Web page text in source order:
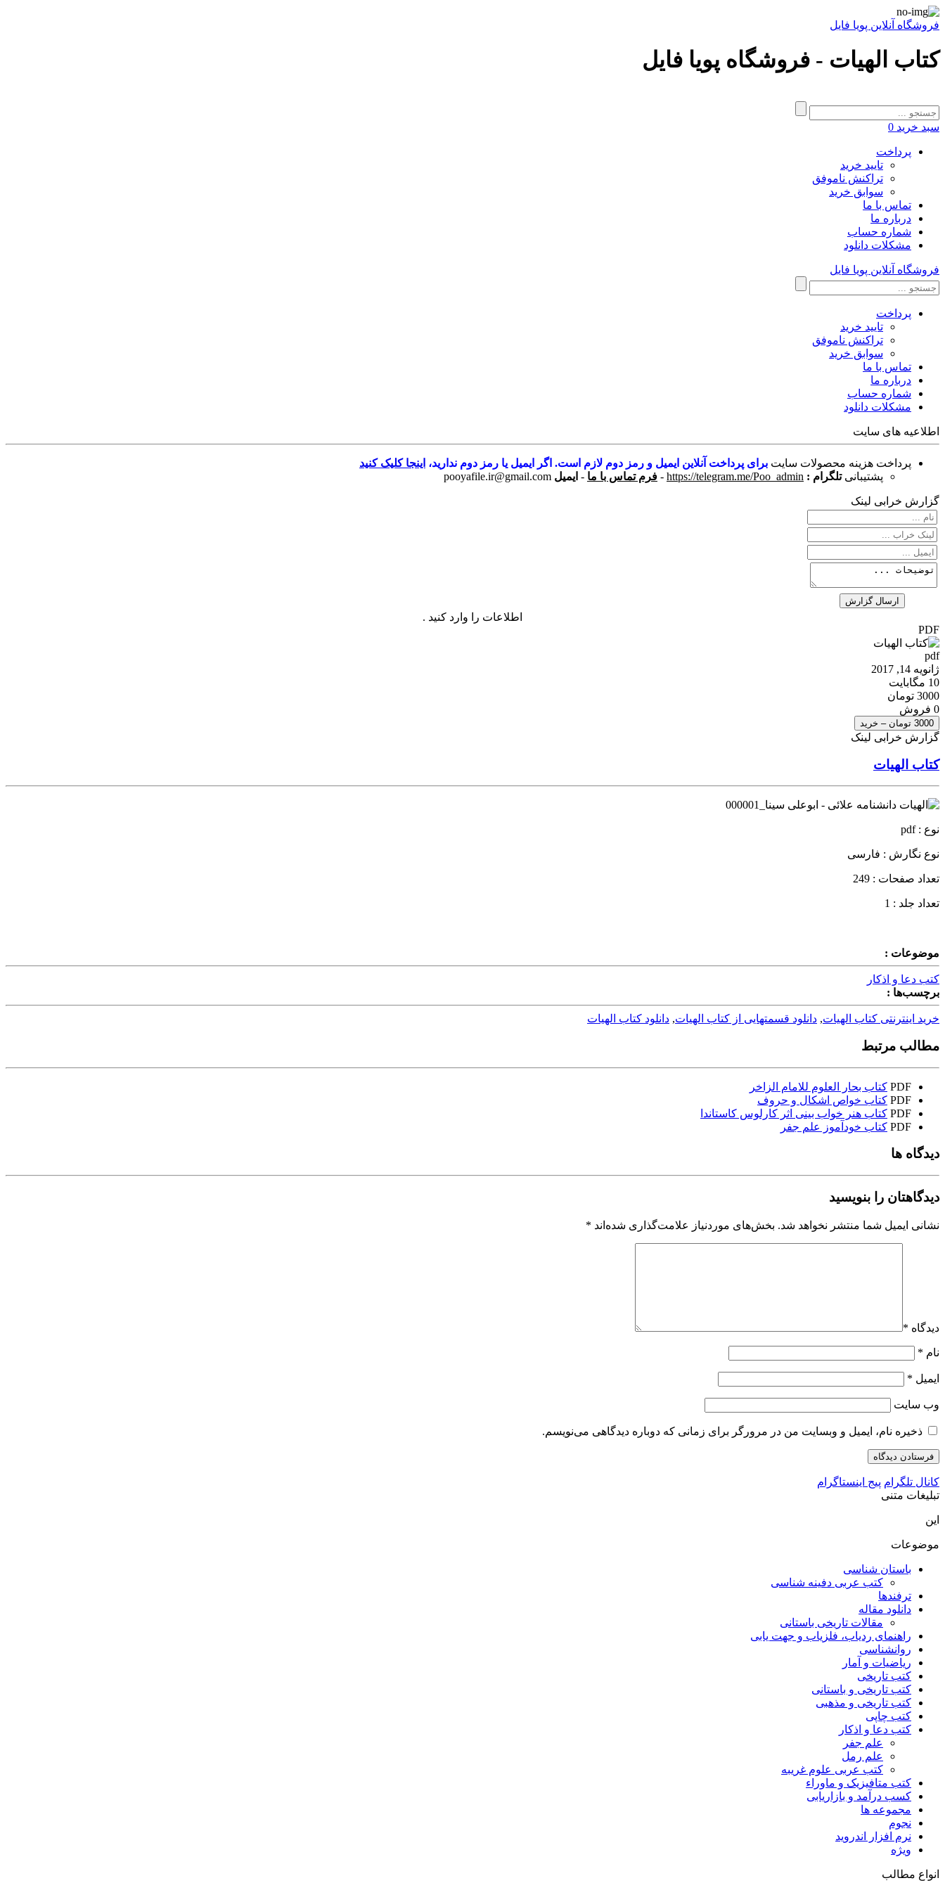
فروشگاه آنلاین پویا فایل
کتاب الهیات - فروشگاه پویا فایل
سبد خرید 0
پرداخت
تایید خرید
تراکنش ناموفق
سوابق خرید
تماس با ما
درباره ما
شماره حساب
مشکلات دانلود
فروشگاه آنلاین پویا فایل
پرداخت
تایید خرید
تراکنش ناموفق
سوابق خرید
تماس با ما
درباره ما
شماره حساب
مشکلات دانلود
اطلاعیه های سایت
پرداخت هزینه محصولات سایت برای پرداخت آنلاین ایمیل و رمز دوم لازم است. اگر ایمیل یا رمز دوم ندارید، اینجا کلیک کنید
پشتیبانی تلگرام : https://telegram.me/Poo_admin
- فرم تماس با ما - ایمیل pooyafile.ir@gmail.com
گزارش خرابی لینک
اطلاعات را وارد کنید .
PDF
pdf
ژانویه 14, 2017
10 مگابایت
3000 تومان
0 فروش
3000 تومان – خرید
گزارش خرابی لینک
کتاب الهیات
نوع : pdf
نوع نگارش : فارسی
تعداد صفحات : 249
تعداد جلد : 1
موضوعات :
کتب دعا و اذکار
برچسب‌ها :
خرید اینترنتی کتاب الهیات, دانلود قسمتهایی از کتاب الهیات, دانلود کتاب الهیات
مطالب مرتبط
PDF کتاب بحار العلوم للامام الزاخر
PDF کتاب خواص اشکال و حروف
PDF کتاب هنر خواب بینی اثر کارلوس کاستاندا
PDF کتاب خودآموز علم جفر
دیدگاه ها
دیدگاهتان را بنویسید
نشانی ایمیل شما منتشر نخواهد شد. بخش‌های موردنیاز علامت‌گذاری شده‌اند *
دیدگاه *
نام *
ایمیل *
وب‌ سایت
ذخیره نام، ایمیل و وبسایت من در مرورگر برای زمانی که دوباره دیدگاهی می‌نویسم.
کانال تلگرام پیج اینستاگرام
تبلیغات متنی
این
موضوعات
باستان شناسی
کتب عربی دفینه شناسی
ترفندها
دانلود مقاله
مقالات تاریخی باستانی
راهنمای ردیاب، فلزیاب و جهت یابی
روانشناسی
ریاضیات و آمار
کتب تاریخی
کتب تاریخی و باستانی
کتب تاریخی و مذهبی
کتب چاپی
کتب دعا و اذکار
علم جفر
علم رمل
کتب عربی علوم غریبه
کتب متافیزیک و ماوراء
کسب درآمد و بازاریابی
مجموعه ها
نجوم
نرم افزار اندروید
ویژه
انواع مطالب